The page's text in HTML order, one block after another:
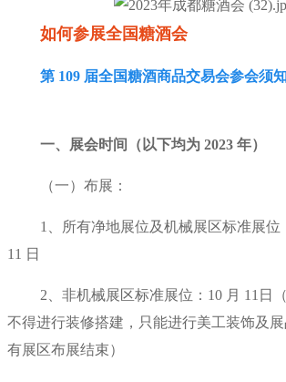
如何参展全国糖酒会
第 109 届全国糖酒商品交易会参会须
一、展会时间（以下均为 2023 年）
（一）布展：
1、所有净地展位及机械展区标准展
11 日
2、非机械展区标准展位：10 月 11日
不得进行装修搭建，只能进行美工装饰及
有展区布展结束）